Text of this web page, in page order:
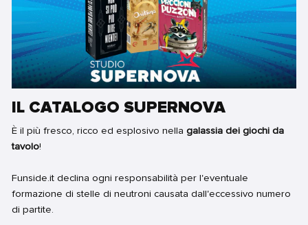
IL CATALOGO SUPERNOVA
È il più fresco, ricco ed esplosivo nella galassia dei giochi da
tavolo!
Funside.it declina ogni responsabilità per l'eventuale
formazione di stelle di neutroni causata dall'eccessivo numero
di partite.